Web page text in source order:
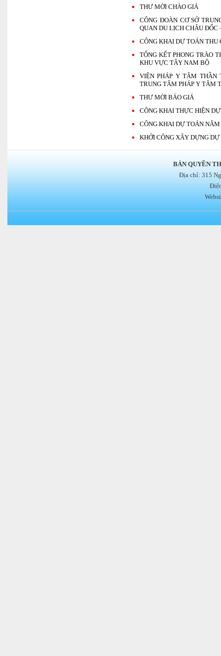
THƯ MỜI CHÀO GIÁ
CÔNG ĐOÀN CƠ SỞ
QUAN DU LỊCH CHÂU ĐỐC
CÔNG KHAI DỰ TOÁN
TỔNG KẾT PHONG TRÀO
KHU VỰC TÂY NAM BỘ
VIỆN PHÁP Y TÂM THẦN
TRUNG TÂM PHÁP Y TÂM
THƯ MỜI BÁO GIÁ
CÔNG KHAI THỰC HIỆN
CÔNG KHAI DỰ TOÁN
KHỞI CÔNG XÂY DỰNG
BẢN QUYỀN
Địa chỉ: 315